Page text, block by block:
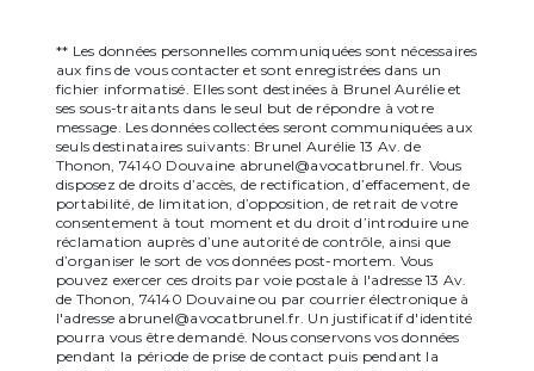
** Les données personnelles communiquées sont nécessaires
aux fins de vous contacter et sont enregistrées dans un
fichier informatisé. Elles sont destinées à Brunel Aurélie et
ses sous-traitants dans le seul but de répondre à votre
message. Les données collectées seront communiquées aux
seuls destinataires suivants: Brunel Aurélie 13 Av. de
Thonon, 74140 Douvaine abrunel@avocatbrunel.fr. Vous
disposez de droits d’accès, de rectification, d’effacement, de
portabilité, de limitation, d’opposition, de retrait de votre
consentement à tout moment et du droit d’introduire une
réclamation auprès d’une autorité de contrôle, ainsi que
d’organiser le sort de vos données post-mortem. Vous
pouvez exercer ces droits par voie postale à l'adresse 13 Av.
de Thonon, 74140 Douvaine ou par courrier électronique à
l'adresse abrunel@avocatbrunel.fr. Un justificatif d'identité
pourra vous être demandé. Nous conservons vos données
pendant la période de prise de contact puis pendant la